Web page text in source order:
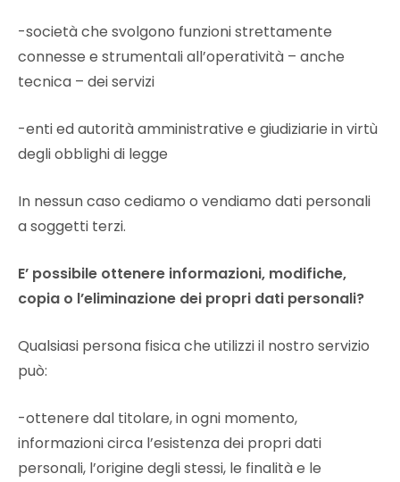
-società che svolgono funzioni strettamente
connesse e strumentali all’operatività – anche
tecnica – dei servizi
-enti ed autorità amministrative e giudiziarie in virtù
degli obblighi di legge
In nessun caso cediamo o vendiamo dati personali
a soggetti terzi.
E’ possibile ottenere informazioni, modifiche,
copia o l’eliminazione dei propri dati personali?
Qualsiasi persona fisica che utilizzi il nostro servizio
può:
-ottenere dal titolare, in ogni momento,
informazioni circa l’esistenza dei propri dati
personali, l’origine degli stessi, le finalità e le